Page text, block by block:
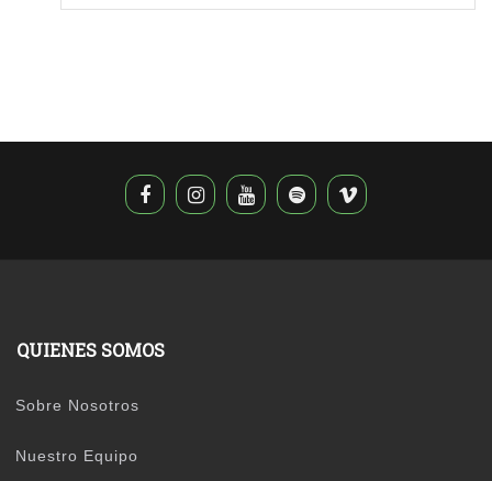
QUIENES SOMOS
Sobre Nosotros
Nuestro Equipo